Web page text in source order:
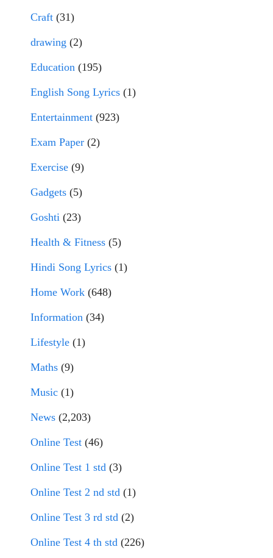
Craft (31)
drawing (2)
Education (195)
English Song Lyrics (1)
Entertainment (923)
Exam Paper (2)
Exercise (9)
Gadgets (5)
Goshti (23)
Health & Fitness (5)
Hindi Song Lyrics (1)
Home Work (648)
Information (34)
Lifestyle (1)
Maths (9)
Music (1)
News (2,203)
Online Test (46)
Online Test 1 std (3)
Online Test 2 nd std (1)
Online Test 3 rd std (2)
Online Test 4 th std (226)